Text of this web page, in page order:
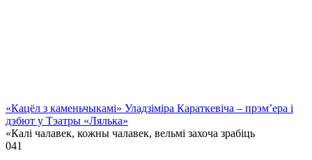
«Кацёл з каменьчыкамі» Уладзіміра Караткевіча – прэм’ера і
дэбют у Тэатры «Лялька»
«Калі чалавек, кожны чалавек, вельмі захоча зрабіць
041